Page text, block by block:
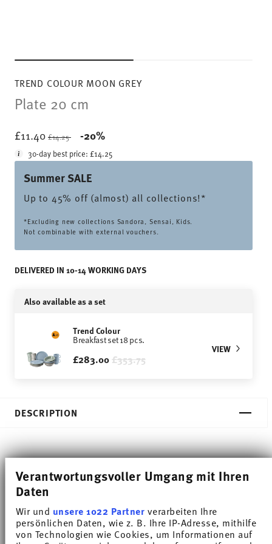
Verantwortungsvoller Umgang mit Ihren
Daten
Wir und unsere 1022 Partnerverarbeiten Ihre
persönlichen Daten, wie z. B. Ihre IP-Adresse, mithilfe
von Technologien wie Cookies, um Informationen auf
TREND COLOUR MOON GREY
Plate 20 cm
£11.40 Price reduced from
£14.25 -20%
30-day best price:£14.25
Summer SALE
Up to 45% off (almost) all collections!*
*Excluding new collections Sandora, Sensai, Kids.
Not combinable with external vouchers.
DELIVERED IN 10-14 WORKING DAYS
Also available as a set
Trend Colour
Breakfast set 18 pcs.
£283.00Price reduced from
£353.75to
VIEW
DESCRIPTION
Thomas Trend Colour Moon Grey Breakfast plate -
Round - Ø 20,0 cm - h 2,3 cm, Porcelain
Trend White is regarded worldwide as one of the
most popular dinnerware for everyday use. Trend